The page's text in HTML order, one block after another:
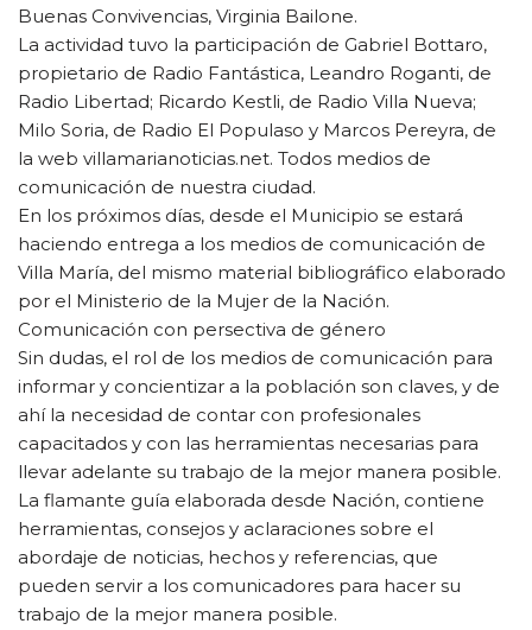
Buenas Convivencias, Virginia Bailone.
La actividad tuvo la participación de Gabriel Bottaro,
propietario de Radio Fantástica, Leandro Roganti, de
Radio Libertad; Ricardo Kestli, de Radio Villa Nueva;
Milo Soria, de Radio El Populaso y Marcos Pereyra, de
la web villamarianoticias.net. Todos medios de
comunicación de nuestra ciudad.
En los próximos días, desde el Municipio se estará
haciendo entrega a los medios de comunicación de
Villa María, del mismo material bibliográfico elaborado
por el Ministerio de la Mujer de la Nación.
Comunicación con persectiva de género
Sin dudas, el rol de los medios de comunicación para
informar y concientizar a la población son claves, y de
ahí la necesidad de contar con profesionales
capacitados y con las herramientas necesarias para
llevar adelante su trabajo de la mejor manera posible.
La flamante guía elaborada desde Nación, contiene
herramientas, consejos y aclaraciones sobre el
abordaje de noticias, hechos y referencias, que
pueden servir a los comunicadores para hacer su
trabajo de la mejor manera posible.